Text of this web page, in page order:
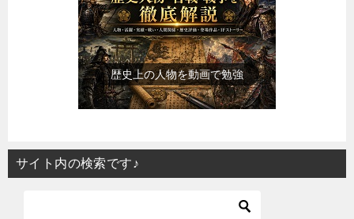
『食品』（楽天市場）
サイト内の検索です♪